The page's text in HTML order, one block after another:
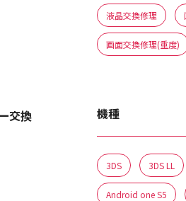
交換
液晶交換修理
画面交換修理(重度)
機種
3DS 3DS LL
Android one S5